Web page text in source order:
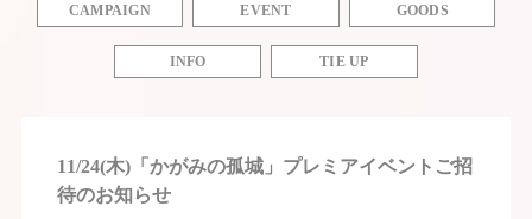
CAMPAIGN EVENT GOODS
INFO TIE UP
11/24(木)「かがみの孤城」プレミアイベントご招
待のお知らせ